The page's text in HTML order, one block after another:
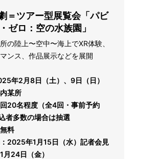
＝ツアー型展覧会「パビ
ゼロ：空の水族園」
の陸上〜空中〜海上でXR体験、
ンス、作品展示などを展開
年2月8日（土）、9日（日）
某所
20名程度（全4回・事前予約
者多数の場合は抽選
料
2025年1月15日（水）記者会見
月24日（金）